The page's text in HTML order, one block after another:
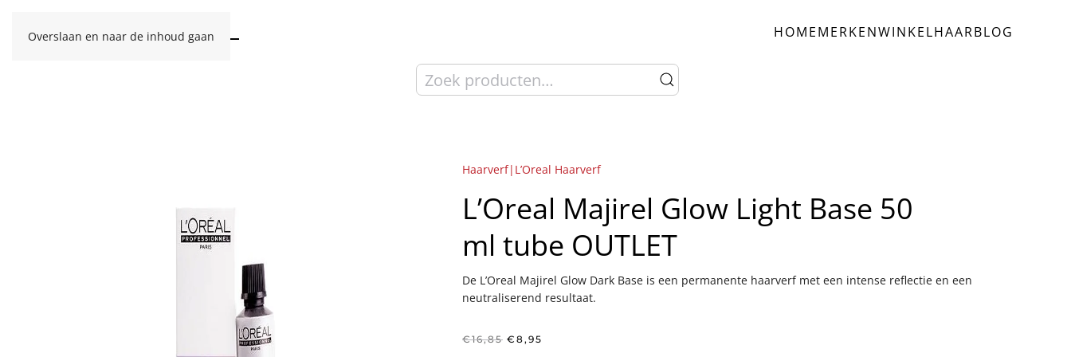
Overslaan en naar de inhoud gaan HOMEMERKENWINKELHAARBLOG
Zoeken
naar:
Haarverf|L’Oreal Haarverf
L’Oreal Majirel Glow Light Base 50
ml tube OUTLET
De L’Oreal Majirel Glow Dark Base is een permanente haarverf met een intense reflectie en een
neutraliserend resultaat.
€16,85 Oorspronkelijke
€ 8,95